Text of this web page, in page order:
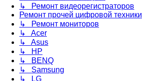
↳ Ремонт видеорегистраторов
Ремонт прочей цифровой техники
↳ Ремонт мониторов
↳ Acer
↳ Asus
↳ HP
↳ BENQ
↳ Samsung
↳ LG